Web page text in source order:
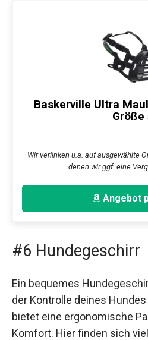
Baskerville Ultra
Größe
Wir verlinken u.a. auf ausgewählte
denen wir ggf. eine
Angebot
#6 Hundegeschirr
Ein bequemes
der Kontrolle deines
bietet eine ergonomische
Komfort. Hier finden sich